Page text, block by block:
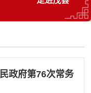
政府第76次常务